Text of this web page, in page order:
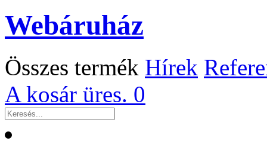
Webáruház
Összes termék Hírek
A kosár üres. 0